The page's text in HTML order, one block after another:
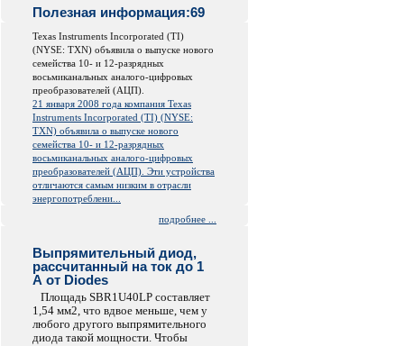
Полезная информация:69
Texas Instruments Incorporated (TI)
(NYSE: TXN) объявила о выпуске нового
семейства 10- и 12-разрядных
восьмиканальных аналого-цифровых
преобразователей (АЦП).
21 января 2008 года компания Texas
Instruments Incorporated (TI) (NYSE:
TXN) объявила о выпуске нового
семейства 10- и 12-разрядных
восьмиканальных аналого-цифровых
преобразователей (АЦП). Эти устройства
отличаются самым низким в отрасли
энергопотреблени...
подробнее ...
Выпрямительный диод,
рассчитанный на ток до 1
А от Diodes
Площадь SBR1U40LP составляет
1,54 мм2, что вдвое меньше, чем у
любого другого выпрямительного
диода такой мощности. Чтобы